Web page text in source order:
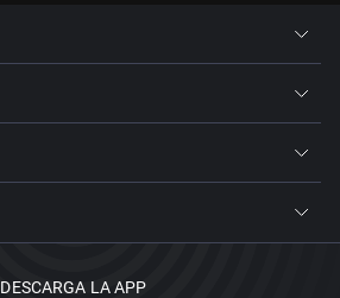
DESCARGA LA APP